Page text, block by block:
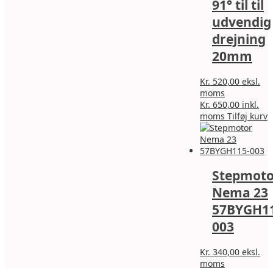
91° til til
udvendig
drejning
20mm
Kr. 520,00 eksl.
moms
Kr. 650,00 inkl.
moms Tilføj kurv
Nema 23
003
Kr. 340,00 eksl.
moms